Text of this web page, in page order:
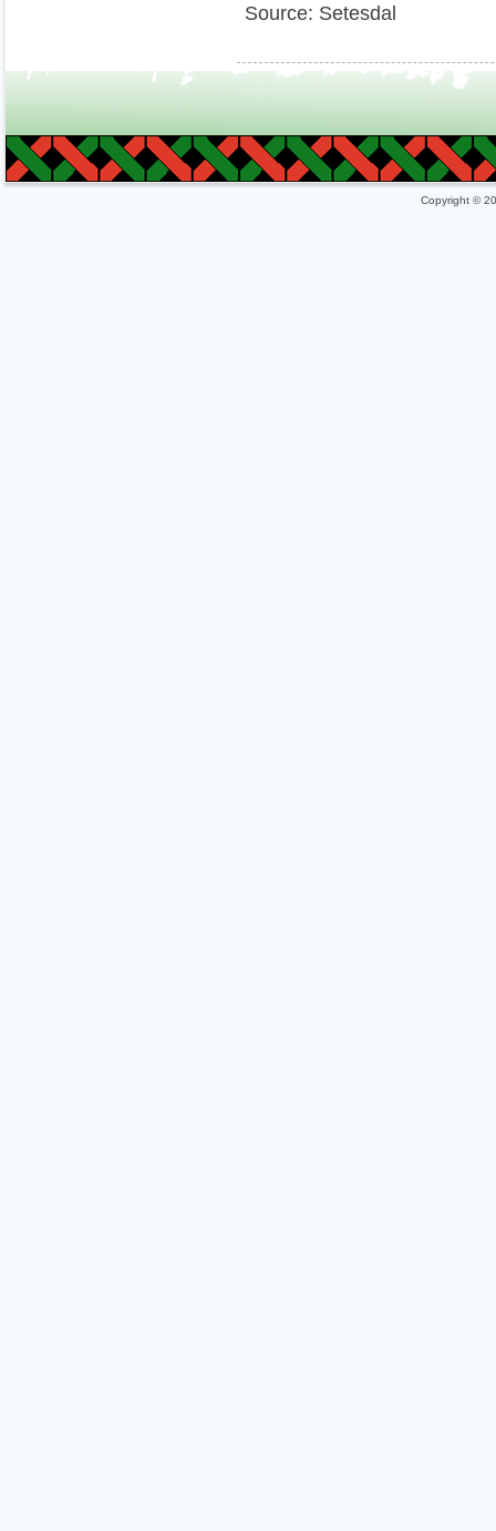
Source: Setesdal
Copyright ©